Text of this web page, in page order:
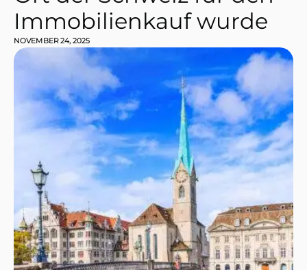
Immobilienkauf wurde
NOVEMBER 24, 2025